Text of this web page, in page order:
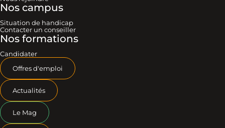
Nos campus
Situation de handicap
Contacter un conseiller
Nos formations
Candidater
Offres d'emploi
Actualités
Le Mag